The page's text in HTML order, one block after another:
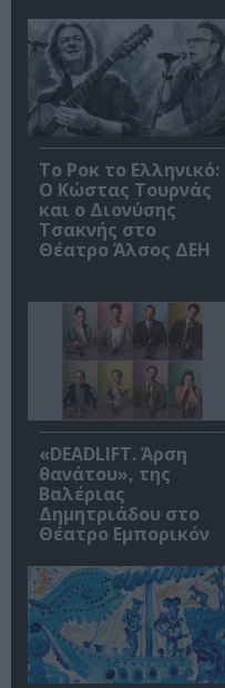
Το Ροκ το Ελληνικό:
Ο Κώστας Τουρνάς
και ο Διονύσης
Τσακνής στο
Θέατρο Άλσος ΔΕΗ
«DEADLIFT. Άρση
θανάτου», της
Βαλέριας
Δημητριάδου στο
Θέατρο Εμπορικόν